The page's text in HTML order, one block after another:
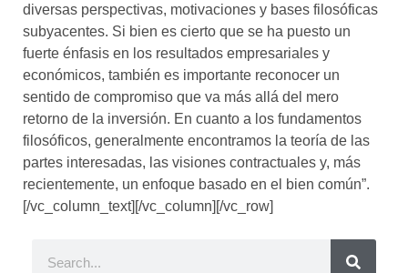
diversas perspectivas, motivaciones y bases filosóficas
subyacentes. Si bien es cierto que se ha puesto un
fuerte énfasis en los resultados empresariales y
económicos, también es importante reconocer un
sentido de compromiso que va más allá del mero
retorno de la inversión. En cuanto a los fundamentos
filosóficos, generalmente encontramos la teoría de las
partes interesadas, las visiones contractuales y, más
recientemente, un enfoque basado en el bien común”.
[/vc_column_text][/vc_column][/vc_row]